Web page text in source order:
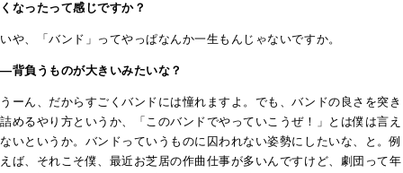
くなったって感じですか？
いや、「バンド」ってやっぱなんか一生もんじゃないですか。
―背負うものが大きいみたいな？
うーん、だからすごくバンドには憧れますよ。でも、バンドの良さを突き
詰めるやり方というか、「このバンドでやっていこうぜ！」とは僕は言え
ないというか。バンドっていうものに囚われない姿勢にしたいな、と。例
えば、それこそ僕、最近お芝居の作曲仕事が多いんですけど、劇団って年